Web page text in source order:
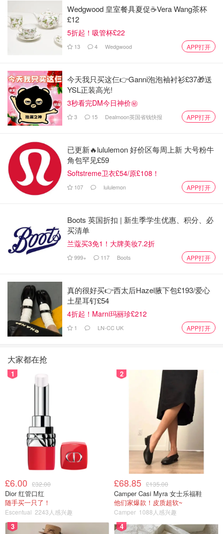
Wedgwood 皇室餐具夏促☕️Vera Wang茶杯
£12
5折起！吸管杯£22
13 4 Wedgwood APP打开
今天我只买这仨👉Ganni泡泡袖衬衫£37🎁送
YSL正装高光!
3秒看完DM今日神价㊙️
3 15 Dealmoon英国省钱快报 APP打开
已更新🔥lululemon 好价区每周上新 大号粉牛
角包罕见£59
Softstreme卫衣£54/原£108！
107 lululemon APP打开
Boots 英国折扣 | 新生季学生优惠、积分、必
买清单
兰蔻买3免1！大牌美妆7.2折
999+ 117 Boots APP打开
真的很好买👉西太后Hazel腋下包£193/爱心
土星耳钉£54
4折起！Marni玛丽珍£212
1 LN-CC UK APP打开
大家都在抢
1
£6.00 £32.00
Dior 红管口红
随手买一只了！
Escentual 2243人感兴趣
2
£68.85 £135.00
Camper Casi Myra 女士乐福鞋
他们家爆款！皮质超软~
Camper 1088人感兴趣
3 4